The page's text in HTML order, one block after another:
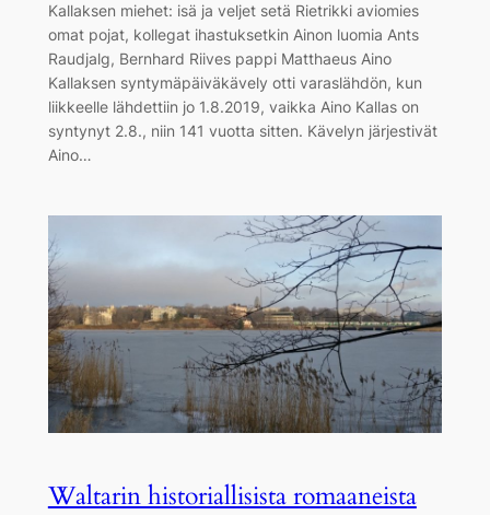
Kallaksen miehet: isä ja veljet setä Rietrikki aviomies
omat pojat, kollegat ihastuksetkin Ainon luomia Ants
Raudjalg, Bernhard Riives pappi Matthaeus Aino
Kallaksen syntymäpäiväkävely otti varaslähdön, kun
liikkeelle lähdettiin jo 1.8.2019, vaikka Aino Kallas on
syntynyt 2.8., niin 141 vuotta sitten. Kävelyn järjestivät
Aino…
Waltarin historiallisista romaaneista